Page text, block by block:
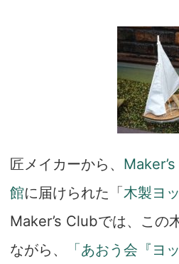
匠メイカーから、
館に届けられた「木製ヨ
Maker’s Clubでは、この
ながら、
「あおう会『ヨ